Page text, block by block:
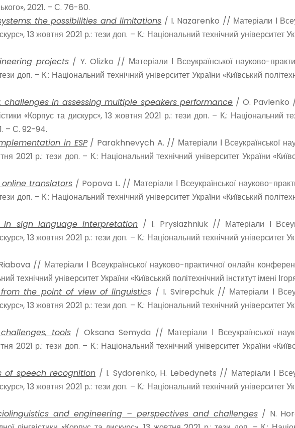
2021. – С. 76-80.
the possibilities and limitations / I. Nazarenko // Матеріали І
13 жовтня 2021 р.: тези доп. – К.: Національний технічний університет
projects / Y. Olizko // Матеріали І Всеукраїнської науково-
доп. – К.: Національний технічний університет України «Київський
in assessing multiple speakers performance / O. Pavlenko //
«Корпус та дискурс», 13 жовтня 2021 р.: тези доп. – К.: Національний
– С. 92-94.
in ESP/ Parakhnevych A. // Матеріали І Всеукраїнської
2021 р.: тези доп. – К.: Національний технічний університет України
translators / Popova L. // Матеріали І Всеукраїнської науково-
доп. – К.: Національний технічний університет України «Київський
in sign languageinterpretation / I. Prysiazhniuk // Матеріали І
13 жовтня 2021 р.: тези доп. – К.: Національний технічний університет
// Матеріали І Всеукраїнської науково-практичної онлайн
технічний університет України «Київський політехнічний інститут імені
the point of view of linguistics / I. Svirepchuk // Матеріали І
13 жовтня 2021 р.: тези доп. – К.: Національний технічний університет
tools / Oksana Semyda // Матеріали І Всеукраїнської
2021 р.: тези доп. – К.: Національний технічний університет України
of speech recognition / I. Sydorenko, H. Lebedynets // Матеріали І
13 жовтня 2021 р.: тези доп. – К.: Національний технічний університет
and engineering – perspectives and challenges/ N.